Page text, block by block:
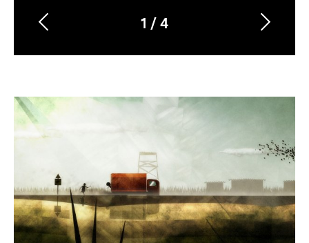
Karussellinhalt
1
von
/4
Vorherigen
Inhalt
Inhalt
Dossier
zur